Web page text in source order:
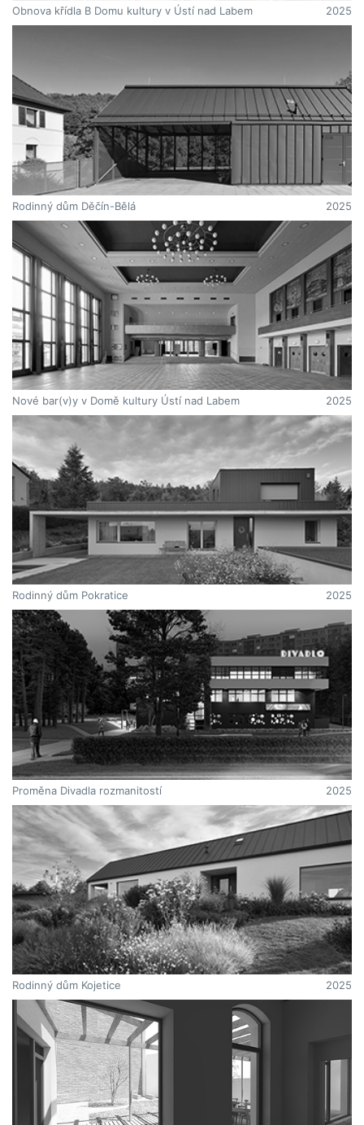
Obnova křídla B Domu kultury v Ústí nad Labem 2025
Rodinný dům Děčín-Bělá 2025
Nové bar(v)y v Domě kultury Ústí nad Labem 2025
Rodinný dům Pokratice 2025
Proměna Divadla rozmanitostí 2025
Rodinný dům Kojetice 2025